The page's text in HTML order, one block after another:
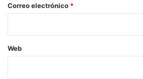
*
Correo electrónico *
Web